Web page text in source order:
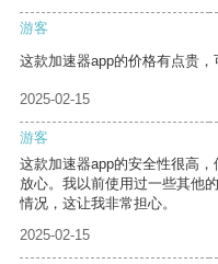
游客
这款加速器app的价格有点贵，
2025-02-15
游客
这款加速器app的安全性很高
放心。我以前使用过一些其他
情况，这让我非常担心。
2025-02-15